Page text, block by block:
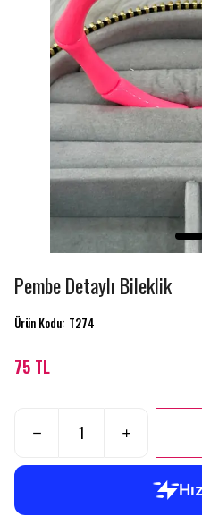
Pembe Detaylı Bileklik
Ürün Kodu: T274
75 TL